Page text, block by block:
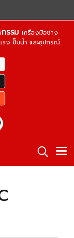
รรม เครื่องมือช่าง
รง ปั๊มน้ำ และอุปกรณ์